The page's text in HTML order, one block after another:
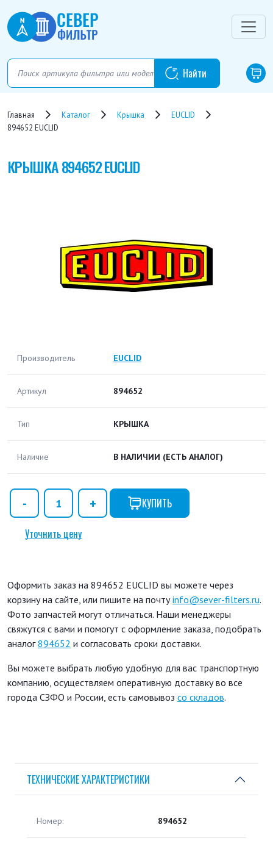
Главная Каталог Крышка
EUCLID
894652 EUCLID
КРЫШКА894652 EUCLID
Производитель EUCLID
Артикул 894652
Тип КРЫШКА
Наличие В НАЛИЧИИ (ЕСТЬ АНАЛОГ)
КУПИТЬ
Уточнить цену
Оформить заказ на 894652 EUCLID вы можете через
корзину на сайте, или пишите на почтуinfo@sever-filters.ru.
Фото запчастей могут отличаться. Наши менеджеры
свяжутся с вами и помогут с оформление заказа, подобрать
аналог894652 и согласовать сроки доставки.
Вы можете выбрать любую удобную для вас транспортную
компанию, осуществляем оперативную доставку во все
города СЗФО и России, есть самовывоз со складов.
ТЕХНИЧЕСКИЕ ХАРАКТЕРИСТИКИ
Номер: 894652